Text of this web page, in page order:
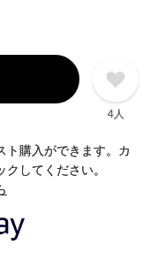
4人
ト購入ができます。カ
してください。